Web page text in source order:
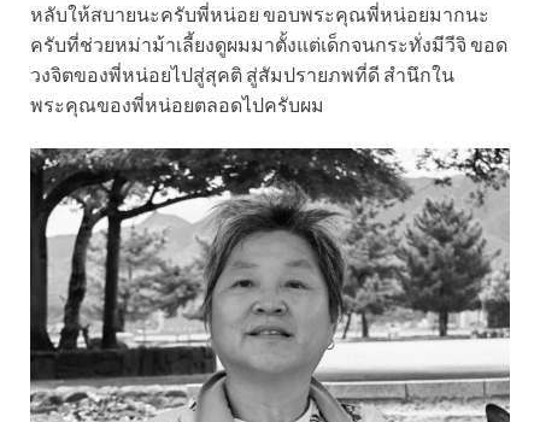
หลับให้สบายนะครับพี่หน่อย ขอบพระคุณพี่หน่อยมากนะ
ครับที่ช่วยหม่าม้าเลี้ยงดูผมมาตั้งแต่เด็กจนกระทั่งมีวีจิ ขอด
วงจิตของพี่หน่อยไปสู่สุคติ สู่สัมปรายภพที่ดี สำนึกใน
พระคุณของพี่หน่อยตลอดไปครับผม